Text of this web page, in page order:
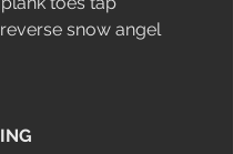
snow angel